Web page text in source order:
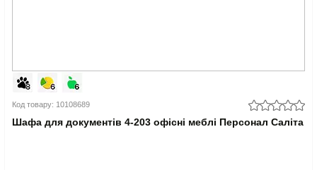
Код товару: 10108689
Шафа для документів 4-203 офісні меблі Персонал Саліта